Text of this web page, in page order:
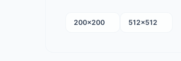
200×200 512×512